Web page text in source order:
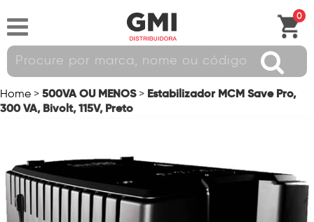
0
Home > 500VA OU MENOS > Estabilizador MCM Save Pro,
300 VA, Bivolt, 115V, Preto